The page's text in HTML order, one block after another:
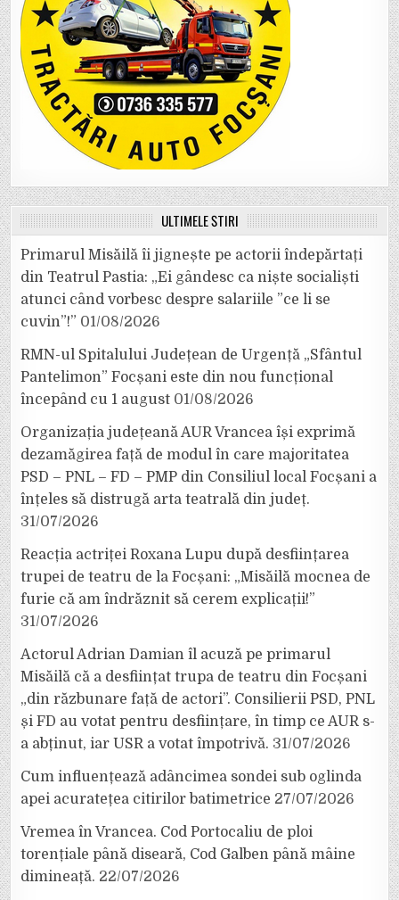
ULTIMELE ȘTIRI
Primarul Misăilă îi jignește pe actorii îndepărtați
din Teatrul Pastia: „Ei gândesc ca niște socialiști
atunci când vorbesc despre salariile ”ce li se
cuvin”!” 01/08/2026
RMN-ul Spitalului Județean de Urgență „Sfântul
Pantelimon” Focșani este din nou funcțional
începând cu 1 august 01/08/2026
Organizația județeană AUR Vrancea își exprimă
dezamăgirea față de modul în care majoritatea
PSD – PNL – FD – PMP din Consiliul local Focșani a
înțeles să distrugă arta teatrală din județ.
31/07/2026
Reacția actriței Roxana Lupu după desființarea
trupei de teatru de la Focșani: „Misăilă mocnea de
furie că am îndrăznit să cerem explicații!”
31/07/2026
Actorul Adrian Damian îl acuză pe primarul
Misăilă că a desființat trupa de teatru din Focșani
„din răzbunare față de actori”. Consilierii PSD, PNL
și FD au votat pentru desființare, în timp ce AUR s-
a abținut, iar USR a votat împotrivă. 31/07/2026
Cum influențează adâncimea sondei sub oglinda
apei acuratețea citirilor batimetrice 27/07/2026
Vremea în Vrancea. Cod Portocaliu de ploi
torențiale până diseară, Cod Galben până mâine
dimineață. 22/07/2026